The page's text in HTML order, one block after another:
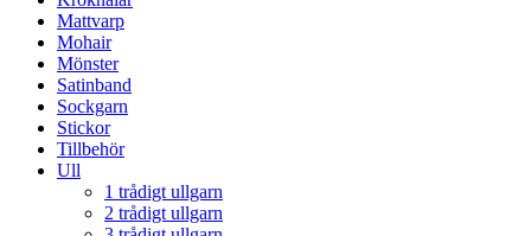
Mattvarp
Mohair
Mönster
Satinband
Sockgarn
Stickor
Tillbehör
Ull
1 trådigt ullgarn
2 trådigt ullgarn